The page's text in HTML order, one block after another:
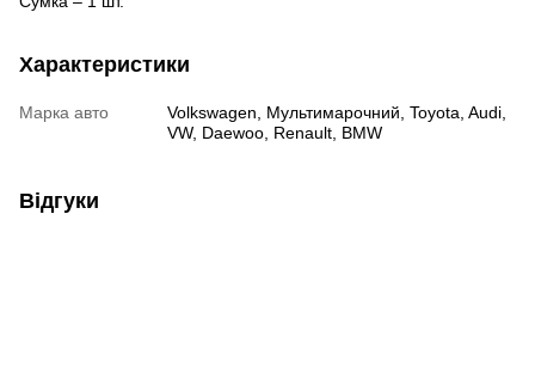
Характеристики
Марка авто
Volkswagen, Мультимарочний, Toyota, Audi,
VW, Daewoo, Renault, BMW
Відгуки